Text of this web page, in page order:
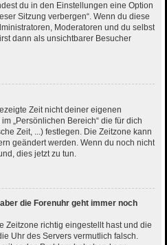
du in den Einstellungen eine Option
Sitzung verbergen“. Wenn du diese
Moderatoren und du selbst
dann als unsichtbarer Besucher
Zeit nicht deiner eigenen
„Persönlichen Bereich“ die für dich
Zeit, ...) festlegen. Die Zeitzone kann
geändert werden. Wenn du noch nicht
dies jetzt zu tun.
die Forenuhr geht immer noch
Zeitzone richtig eingestellt hast und die
Uhr des Servers vermutlich falsch.